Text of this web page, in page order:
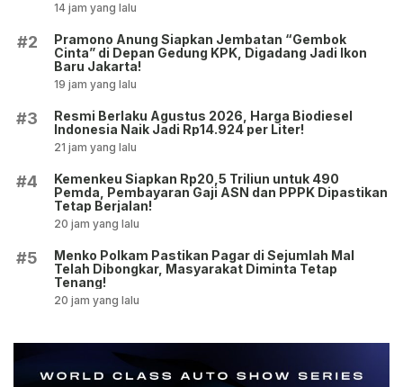
14 jam yang lalu
#2
Pramono Anung Siapkan Jembatan “Gembok
Cinta” di Depan Gedung KPK, Digadang Jadi Ikon
Baru Jakarta!
19 jam yang lalu
#3
Resmi Berlaku Agustus 2026, Harga Biodiesel
Indonesia Naik Jadi Rp14.924 per Liter!
21 jam yang lalu
#4
Kemenkeu Siapkan Rp20,5 Triliun untuk 490
Pemda, Pembayaran Gaji ASN dan PPPK Dipastikan
Tetap Berjalan!
20 jam yang lalu
#5
Menko Polkam Pastikan Pagar di Sejumlah Mal
Telah Dibongkar, Masyarakat Diminta Tetap
Tenang!
20 jam yang lalu